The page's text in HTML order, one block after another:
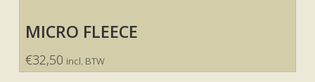
MICRO FLEECE
€32,50 incl. BTW